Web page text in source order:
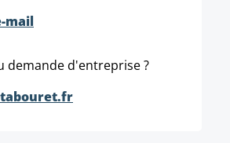
mail
demande d'entreprise ?